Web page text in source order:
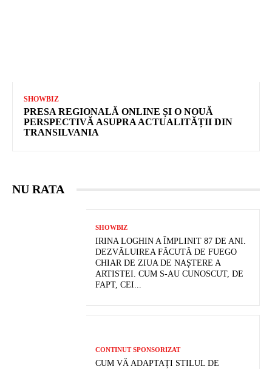
SHOWBIZ
PRESA REGIONALĂ ONLINE ȘI O NOUĂ
PERSPECTIVĂ ASUPRA ACTUALITĂȚII DIN
TRANSILVANIA
NU RATA
SHOWBIZ
IRINA LOGHIN A ÎMPLINIT 87 DE ANI.
DEZVĂLUIREA FĂCUTĂ DE FUEGO
CHIAR DE ZIUA DE NAȘTERE A
ARTISTEI. CUM S-AU CUNOSCUT, DE
FAPT, CEI...
CONTINUT SPONSORIZAT
CUM VĂ ADAPTAȚI STILUL DE